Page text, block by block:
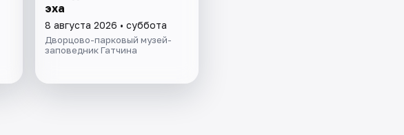
эха
8 августа 2026 • суббота
Дворцово-парковый музей-
заповедник Гатчина